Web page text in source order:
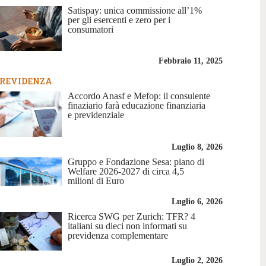
Satispay: unica commissione all’1%
per gli esercenti e zero per i
consumatori
Febbraio 11, 2025
Accordo Anasf e Mefop: il consulente
finaziario farà educazione finanziaria
e previdenziale
Luglio 8, 2026
Gruppo e Fondazione Sesa: piano di
Welfare 2026-2027 di circa 4,5
milioni di Euro
Luglio 6, 2026
Ricerca SWG per Zurich: TFR? 4
italiani su dieci non informati su
previdenza complementare
Luglio 2, 2026